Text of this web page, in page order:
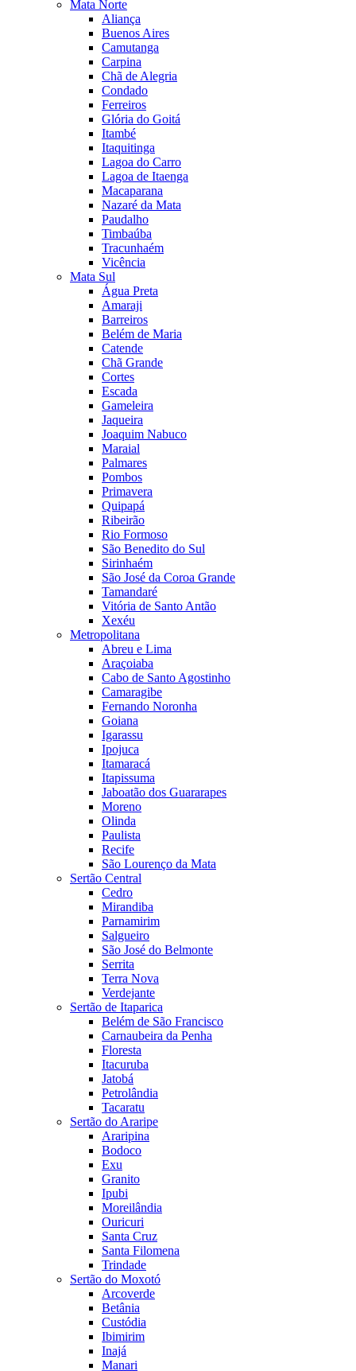
Mata Norte
Aliança
Buenos Aires
Camutanga
Carpina
Chã de Alegria
Condado
Ferreiros
Glória do Goitá
Itambé
Itaquitinga
Lagoa do Carro
Lagoa de Itaenga
Macaparana
Nazaré da Mata
Paudalho
Timbaúba
Tracunhaém
Vicência
Mata Sul
Água Preta
Amaraji
Barreiros
Belém de Maria
Catende
Chã Grande
Cortes
Escada
Gameleira
Jaqueira
Joaquim Nabuco
Maraial
Palmares
Pombos
Primavera
Quipapá
Ribeirão
Rio Formoso
São Benedito do Sul
Sirinhaém
São José da Coroa Grande
Tamandaré
Vitória de Santo Antão
Xexéu
Metropolitana
Abreu e Lima
Araçoiaba
Cabo de Santo Agostinho
Camaragibe
Fernando Noronha
Goiana
Igarassu
Ipojuca
Itamaracá
Itapissuma
Jaboatão dos Guararapes
Moreno
Olinda
Paulista
Recife
São Lourenço da Mata
Sertão Central
Cedro
Mirandiba
Parnamirim
Salgueiro
São José do Belmonte
Serrita
Terra Nova
Verdejante
Sertão de Itaparica
Belém de São Francisco
Carnaubeira da Penha
Floresta
Itacuruba
Jatobá
Petrolândia
Tacaratu
Sertão do Araripe
Araripina
Bodoco
Exu
Granito
Ipubi
Moreilândia
Ouricuri
Santa Cruz
Santa Filomena
Trindade
Sertão do Moxotó
Arcoverde
Betânia
Custódia
Ibimirim
Inajá
Manari